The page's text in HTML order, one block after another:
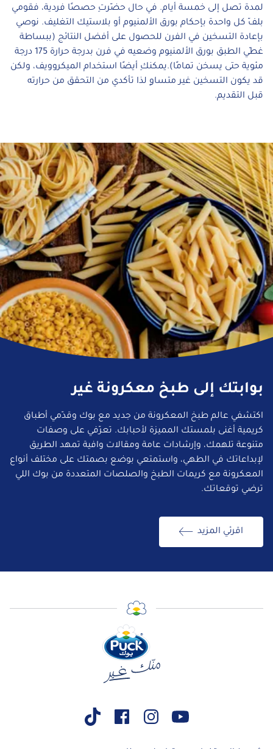
لمدة تصل إلى خمسة أيام. في حال حضّرتِ حصصًا فردية، فقومي
بلفّ كل واحدة بإحكام بورق الألمنيوم أو بلاستيك التغليف. نوصي
بإعادة التسخين في الفرن للحصول على أفضل النتائج (ببساطة
غطّي الطبق بورق الألمنيوم وضعيه في فرن بدرجة حرارة 175 درجة
مئوية حتى يسخن تمامًا).يمكنكِ أيضًا استخدام الميكروويف، ولكن
قد يكون التسخين غير متساوٍ لذا تأكدي من التحقق من حرارته
قبل التقديم.
بوابتك إلى طبخ معكرونة غير
اكتشفي عالم طبخ المعكرونة من جديد مع بوك وقدّمي أطباق
كريمية أغنى بلمستك المميزة لأحبابك. تعرّفي على وصفات
متنوعة تلهمك، وإرشادات عامة ومقالات وافية تمهد الطريق
لإبداعاتك في الطهي، واستمتعي بوضع بصمتك على مختلف أنواع
المعكرونة مع كريمات الطبخ والصلصات المتعددة من بوك اللي
ترضي توقعاتك.
اقرئي المزيد